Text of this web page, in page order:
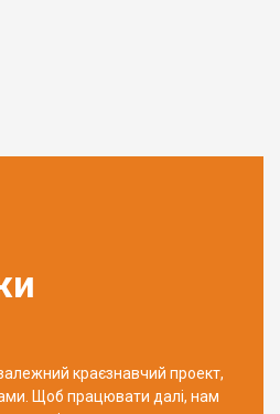
краєзнавчий проект,
Щоб працювати далі, нам